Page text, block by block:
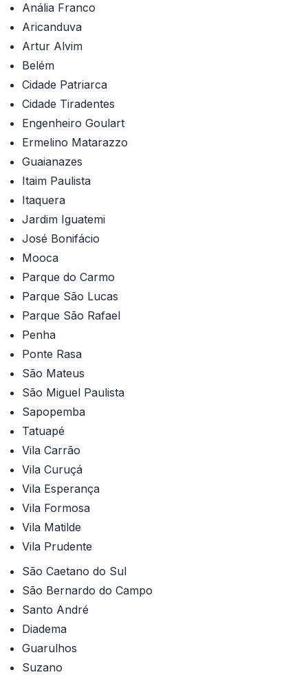
Anália Franco
Aricanduva
Artur Alvim
Belém
Cidade Patriarca
Cidade Tiradentes
Engenheiro Goulart
Ermelino Matarazzo
Guaianazes
Itaim Paulista
Itaquera
Jardim Iguatemi
José Bonifácio
Mooca
Parque do Carmo
Parque São Lucas
Parque São Rafael
Penha
Ponte Rasa
São Mateus
São Miguel Paulista
Sapopemba
Tatuapé
Vila Carrão
Vila Curuçá
Vila Esperança
Vila Formosa
Vila Matilde
Vila Prudente
São Caetano do Sul
São Bernardo do Campo
Santo André
Diadema
Guarulhos
Suzano